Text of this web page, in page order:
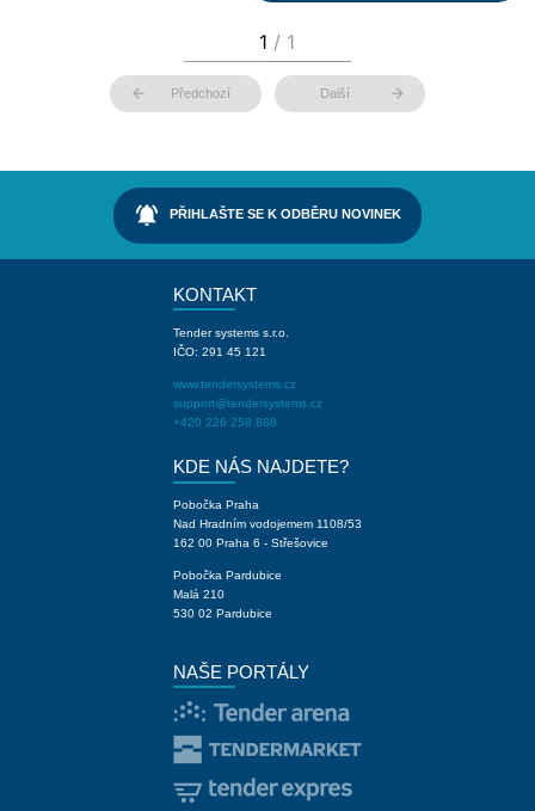
arrow_back Předchozí Další arrow_forward
notifications_active PŘIHLAŠTE SE K ODBĚRU NOVINEK
KONTAKT
Tender systems s.r.o.
IČO: 291 45 121
www.tendersystems.cz
support@tendersystems.cz
+420 226 258 888
KDE NÁS NAJDETE?
Pobočka Praha
Nad Hradním vodojemem 1108/53
162 00 Praha 6 - Střešovice
Pobočka Pardubice
Malá 210
530 02 Pardubice
NAŠE PORTÁLY